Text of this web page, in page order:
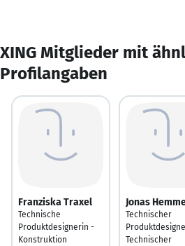
XING Mitglieder mit
Profilangaben
Franziska Traxel
Technische
Produktdesignerin -
Konstruktion
Jonas
Technischer
Technischer